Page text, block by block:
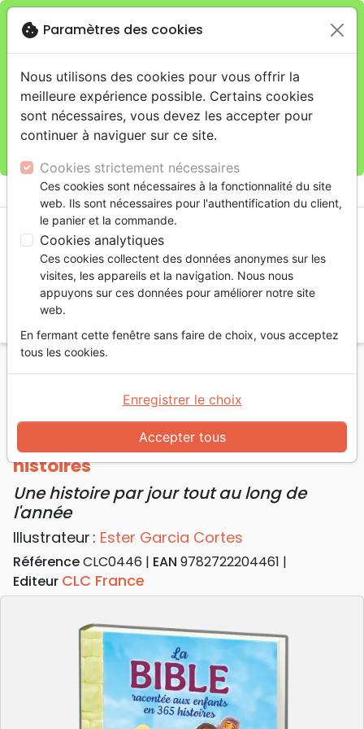
Je veux retirer ma commande au 4, rue Audubon
(Gare de Lyon), Parisclose
warningCette boutique en ligne est limitée au retrait en
magasin.
Pour les livraisons à domicile, veuillez passer vos
commandes sur la boutique La Maison de la Bible
shopping_cart
Accueil
Jeunesse
Bible racontée aux enfants en 365 histoires (La) -
Une histoire par jour tout au long de l'année
La Bible racontée aux enfants en 365
histoires
Une histoire par jour tout au long de
l'année
Illustrateur : Ester Garcia Cortes
RéférenceCLC0446 EAN 9782722204461
Editeur CLC France
cookie Paramètres des cookies
Nous utilisons des cookies pour vous offrir la
meilleure expérience possible. Certains cookies
sont nécessaires, vous devez les accepter pour
continuer à naviguer sur ce site.
Cookies strictement nécessaires
Ces cookies sont nécessaires à la fonctionnalité du site
web. Ils sont nécessaires pour l'authentification du client,
le panier et la commande.
Cookies analytiques
Ces cookies collectent des données anonymes sur les
visites, les appareils et la navigation. Nous nous
appuyons sur ces données pour améliorer notre site
web.
En fermant cette fenêtre sans faire de choix, vous acceptez
tous les cookies.
Accepter tous
Enregistrer le choix